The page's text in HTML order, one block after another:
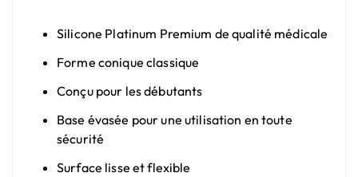
Silicone Platinum Premium de qualité médicale
Forme conique classique
Conçu pour les débutants
Base évasée pour une utilisation en toute
sécurité
Surface lisse et flexible